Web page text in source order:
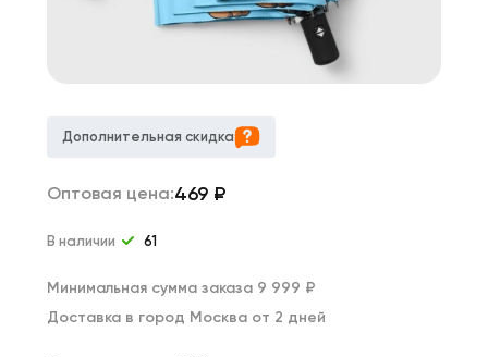
Дополнительная скидка
Оптовая цена:469 ₽
В наличии 61
Минимальная сумма заказа 9 999 ₽
Доставка в город Москва от 2 дней